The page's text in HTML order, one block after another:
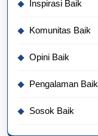
Inspirasi Baik
Komunitas Baik
Opini Baik
Pengalaman Baik
Sosok Baik